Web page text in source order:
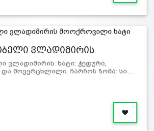
ვლადიმირის
ვლადიმირის. ხატი: ჭედური,
მოვერცხლილი. ჩარჩოს ზომა: სი…